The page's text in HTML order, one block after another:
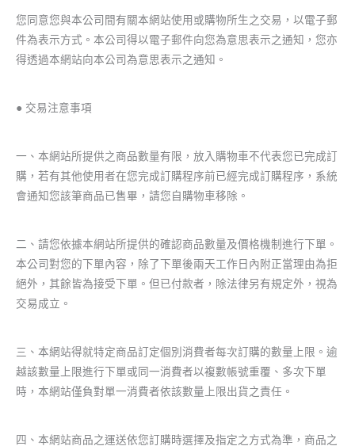
您同意您與本公司間有關本網站使用或購物所生之交易，以電子郵
件為表示方式。本公司得以電子郵件向您為意思表示之通知，您亦
得透過本網站向本公司為意思表示之通知。
● 交易注意事項
一、本網站所提供之商品數量有限，放入購物車不代表您已完成訂
購，若有其他使用者在您完成訂購程序前已經完成訂購程序，系統
會通知您該筆商品已售畢，請您自購物車移除。
二、請您依據本網站所提供的確認商品數量及價格機制進行下單。
本公司對您的下單內容，除了下單後兩天工作日內附正當理由為拒
絕外，其餘皆為接受下單。但已付款者，除法律另有規定外，視為
交易成立。
三、本網站得就特定商品訂定個別消費者每次訂購的數量上限。逾
越該數量上限進行下單或同一消費者以複數帳號重覆、多次下單
時，本網站僅負對單一消費者依該數量上限出貨之責任。
四、本網站商品之運送依您訂購時選擇及指定之方式為準，商品之